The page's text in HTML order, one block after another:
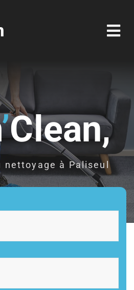
’Clean,
nettoyage à Paliseul